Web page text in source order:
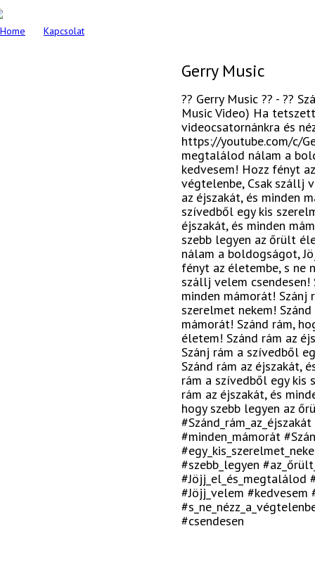
Home Kapcsolat
Gerry Music
?? Gerry Music ?? - ??
Music Video) Ha
videocsatornánkra és
https://youtube.com/c/
megtalálod nálam a
kedvesem! Hozz fényt
végtelenbe, Csak szállj
az éjszakát, és minden
szívedből egy kis
éjszakát, és minden
szebb legyen az őrült
nálam a boldogságot,
fényt az életembe, s ne
szállj velem csendesen!
minden mámorát! Szánj
szerelmet nekem!
mámorát! Szánd rám,
életem! Szánd rám az
Szánj rám a szívedből
Szánd rám az éjszakát,
rám a szívedből egy kis
rám az éjszakát, és
hogy szebb legyen az
#minden_mámorát
#szebb_legyen
#Jöjj_el_és_megtalálod
#Jöjj_velem #kedvesem
#csendesen